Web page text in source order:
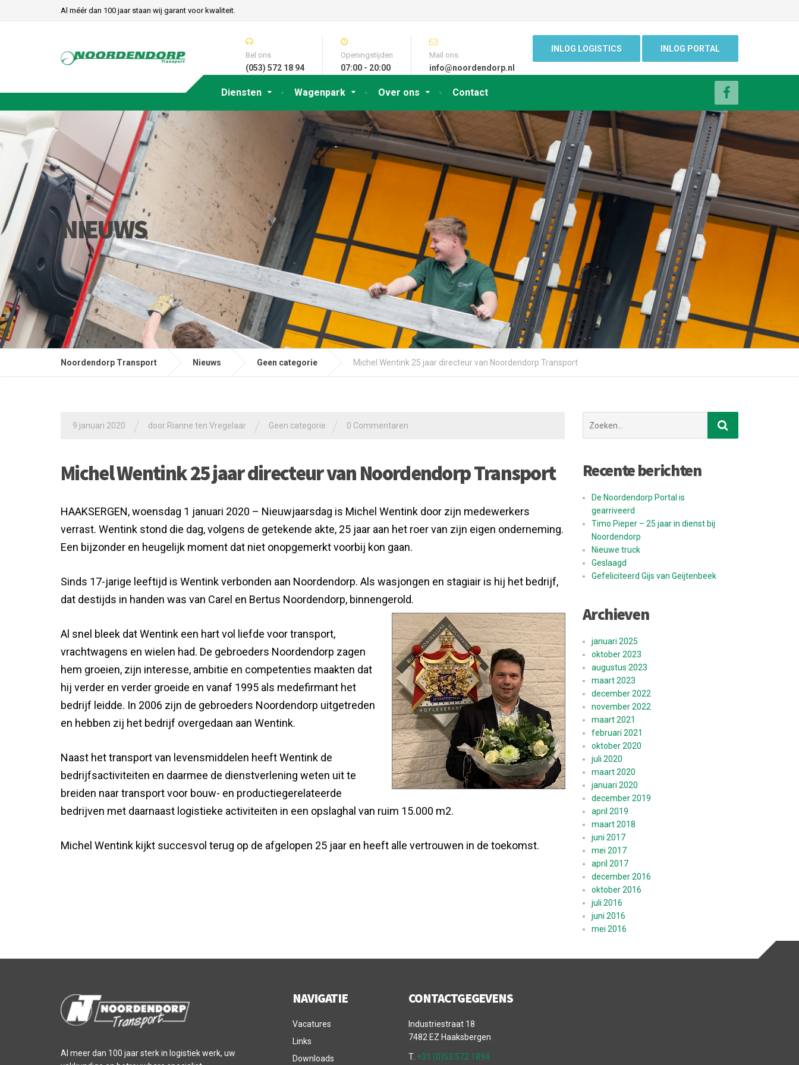
Al méér dan 100 jaar staan wij garant voor kwaliteit.
Diensten Wagenpark Over ons Contact
Bel ons
(053) 572 18 94
Openingstijden
07:00 - 20:00
Mail ons
info@noordendorp.nl
INLOG LOGISTICS INLOG PORTAL
NIEUWS
Noordendorp Transport Nieuws Geen categorie Michel Wentink 25 jaar directeur van Noordendorp Transport
9 januari 2020 door Rianne ten Vregelaar Geen categorie 0 Commentaren
Michel Wentink 25 jaar directeur van Noordendorp Transport
HAAKSERGEN, woensdag 1 januari 2020 – Nieuwjaarsdag is Michel Wentink door zijn medewerkers
verrast. Wentink stond die dag, volgens de getekende akte, 25 jaar aan het roer van zijn eigen onderneming.
Een bijzonder en heugelijk moment dat niet onopgemerkt voorbij kon gaan.
Sinds 17-jarige leeftijd is Wentink verbonden aan Noordendorp. Als wasjongen en stagiair is hij het bedrijf,
dat destijds in handen was van Carel en Bertus Noordendorp, binnengerold.
Al snel bleek dat Wentink een hart vol liefde voor transport,
vrachtwagens en wielen had. De gebroeders Noordendorp zagen
hem groeien, zijn interesse, ambitie en competenties maakten dat
hij verder en verder groeide en vanaf 1995 als medefirmant het
bedrijf leidde. In 2006 zijn de gebroeders Noordendorp uitgetreden
en hebben zij het bedrijf overgedaan aan Wentink.
Naast het transport van levensmiddelen heeft Wentink de
bedrijfsactiviteiten en daarmee de dienstverlening weten uit te
breiden naar transport voor bouw- en productiegerelateerde
bedrijven met daarnaast logistieke activiteiten in een opslaghal van ruim 15.000 m2.
Michel Wentink kijkt succesvol terug op de afgelopen 25 jaar en heeft alle vertrouwen in de toekomst.
naar:
Recente berichten
De Noordendorp Portal is
gearriveerd
Timo Pieper – 25 jaar in dienst bij
Noordendorp
Nieuwe truck
Geslaagd
Gefeliciteerd Gijs van Geijtenbeek
Archieven
januari 2025
oktober 2023
augustus 2023
maart 2023
december 2022
november 2022
maart 2021
februari 2021
oktober 2020
juli 2020
maart 2020
januari 2020
december 2019
april 2019
maart 2018
juni 2017
mei 2017
april 2017
december 2016
oktober 2016
juli 2016
juni 2016
mei 2016
Al meer dan 100 jaar sterk in logistiek werk, uw
NAVIGATIE
Vacatures
Links
Downloads
CONTACTGEGEVENS
Industriestraat 18
7482 EZ Haaksbergen
T. +31 (0)53 572 1894